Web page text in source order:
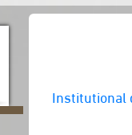
Institutional